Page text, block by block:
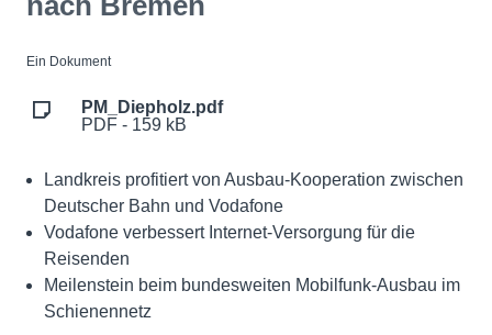
Ein Dokument
PM_Diepholz.pdf
PDF - 159 kB
Landkreis profitiert von Ausbau-Kooperation zwischen
Deutscher Bahn und Vodafone
Vodafone verbessert Internet-Versorgung für die
Reisenden
Meilenstein beim bundesweiten Mobilfunk-Ausbau im
Schienennetz